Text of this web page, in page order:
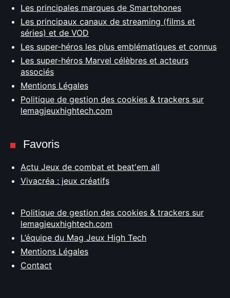
Les principales marques de Smartphones
Les principaux canaux de streaming (films et
séries) et de VOD
Les super-héros les plus emblématiques et connus
Les super-héros Marvel célèbres et acteurs
associés
Mentions Légales
Politique de gestion des cookies & trackers sur
lemagjeuxhightech.com
Favoris
Actu Jeux de combat et beat'em all
Vivacréa : jeux créatifs
Politique de gestion des cookies & trackers sur
lemagjeuxhightech.com
L’équipe du Mag Jeux High Tech
Mentions Légales
Contact